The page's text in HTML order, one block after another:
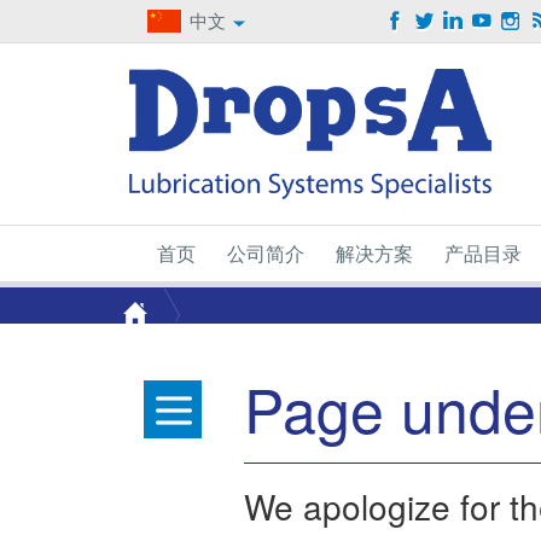
中文
首页 公司简介 解决方案 产品目录
Page
We apologize for